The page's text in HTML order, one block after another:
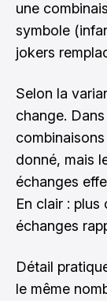
une
symbole
jokers
Selon la
change.
donné, mais
échanges
En clair :
échanges
Détail
le même